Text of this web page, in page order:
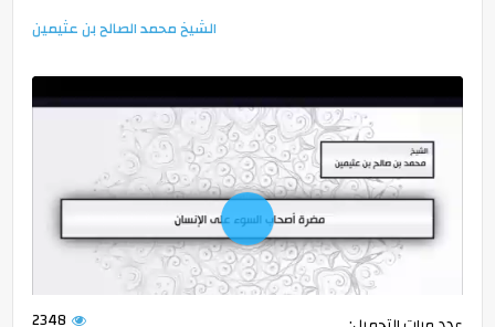
الشيخ محمد الصالح بن عثيمين
Play
2348